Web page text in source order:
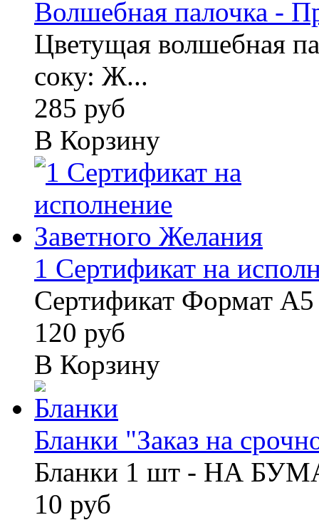
Волшебная палочка -
Цветущая волшебная
соку: Ж...
285 руб
В Корзину
1 Сертификат на
Сертификат Формат А5
120 руб
В Корзину
Бланки "Заказ на
Бланки 1 шт - НА
10 руб